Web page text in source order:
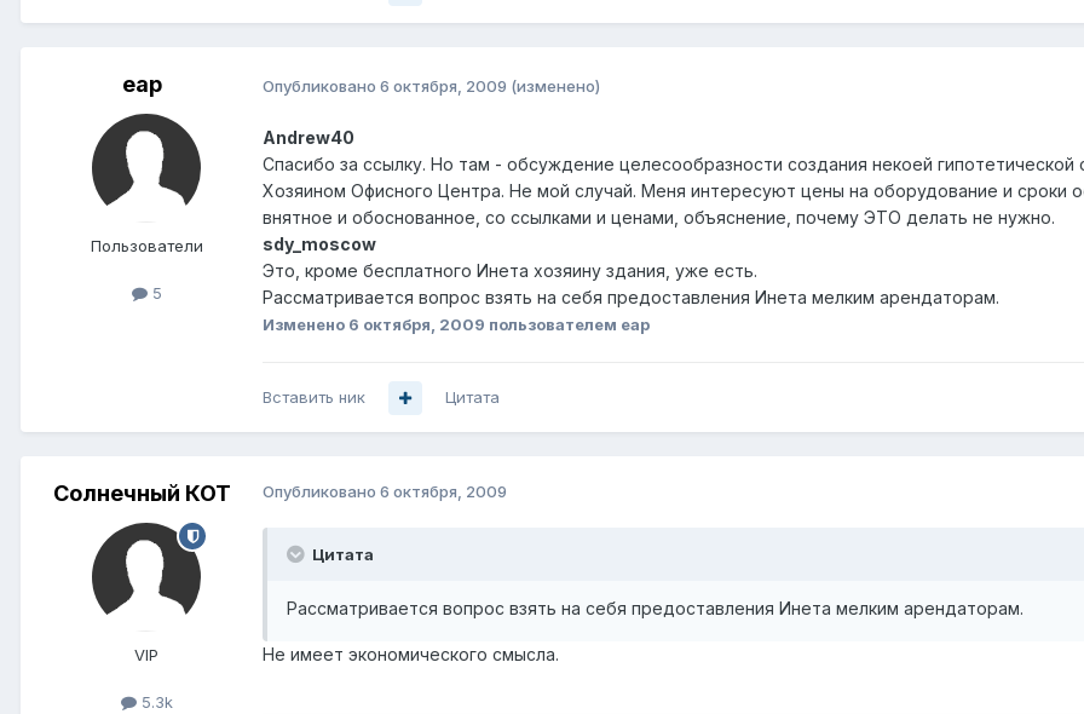
eap
Пользователи
5
Опубликовано 6 октября, 2009 (изменено)
Andrew40
Спасибо за ссылку. Но там - обсуждение целесообразности создания некоей
Хозяином Офисного Центра. Не мой случай. Меня интересуют цены на оборудование и сроки
внятное и обоснованное, со ссылками и ценами, объяснение, почему ЭТО делать не нужно.
sdy_moscow
Это, кроме бесплатного Инета хозяину здания, уже есть.
Рассматривается вопрос взять на себя предоставления Инета мелким арендаторам.
Изменено 6 октября, 2009 пользователем eap
Вставить ник Цитата
Солнечный КОТ
VIP
5.3k
Опубликовано 6 октября, 2009
Цитата
Рассматривается вопрос взять на себя предоставления Инета мелким арендаторам.
Не имеет экономического смысла.